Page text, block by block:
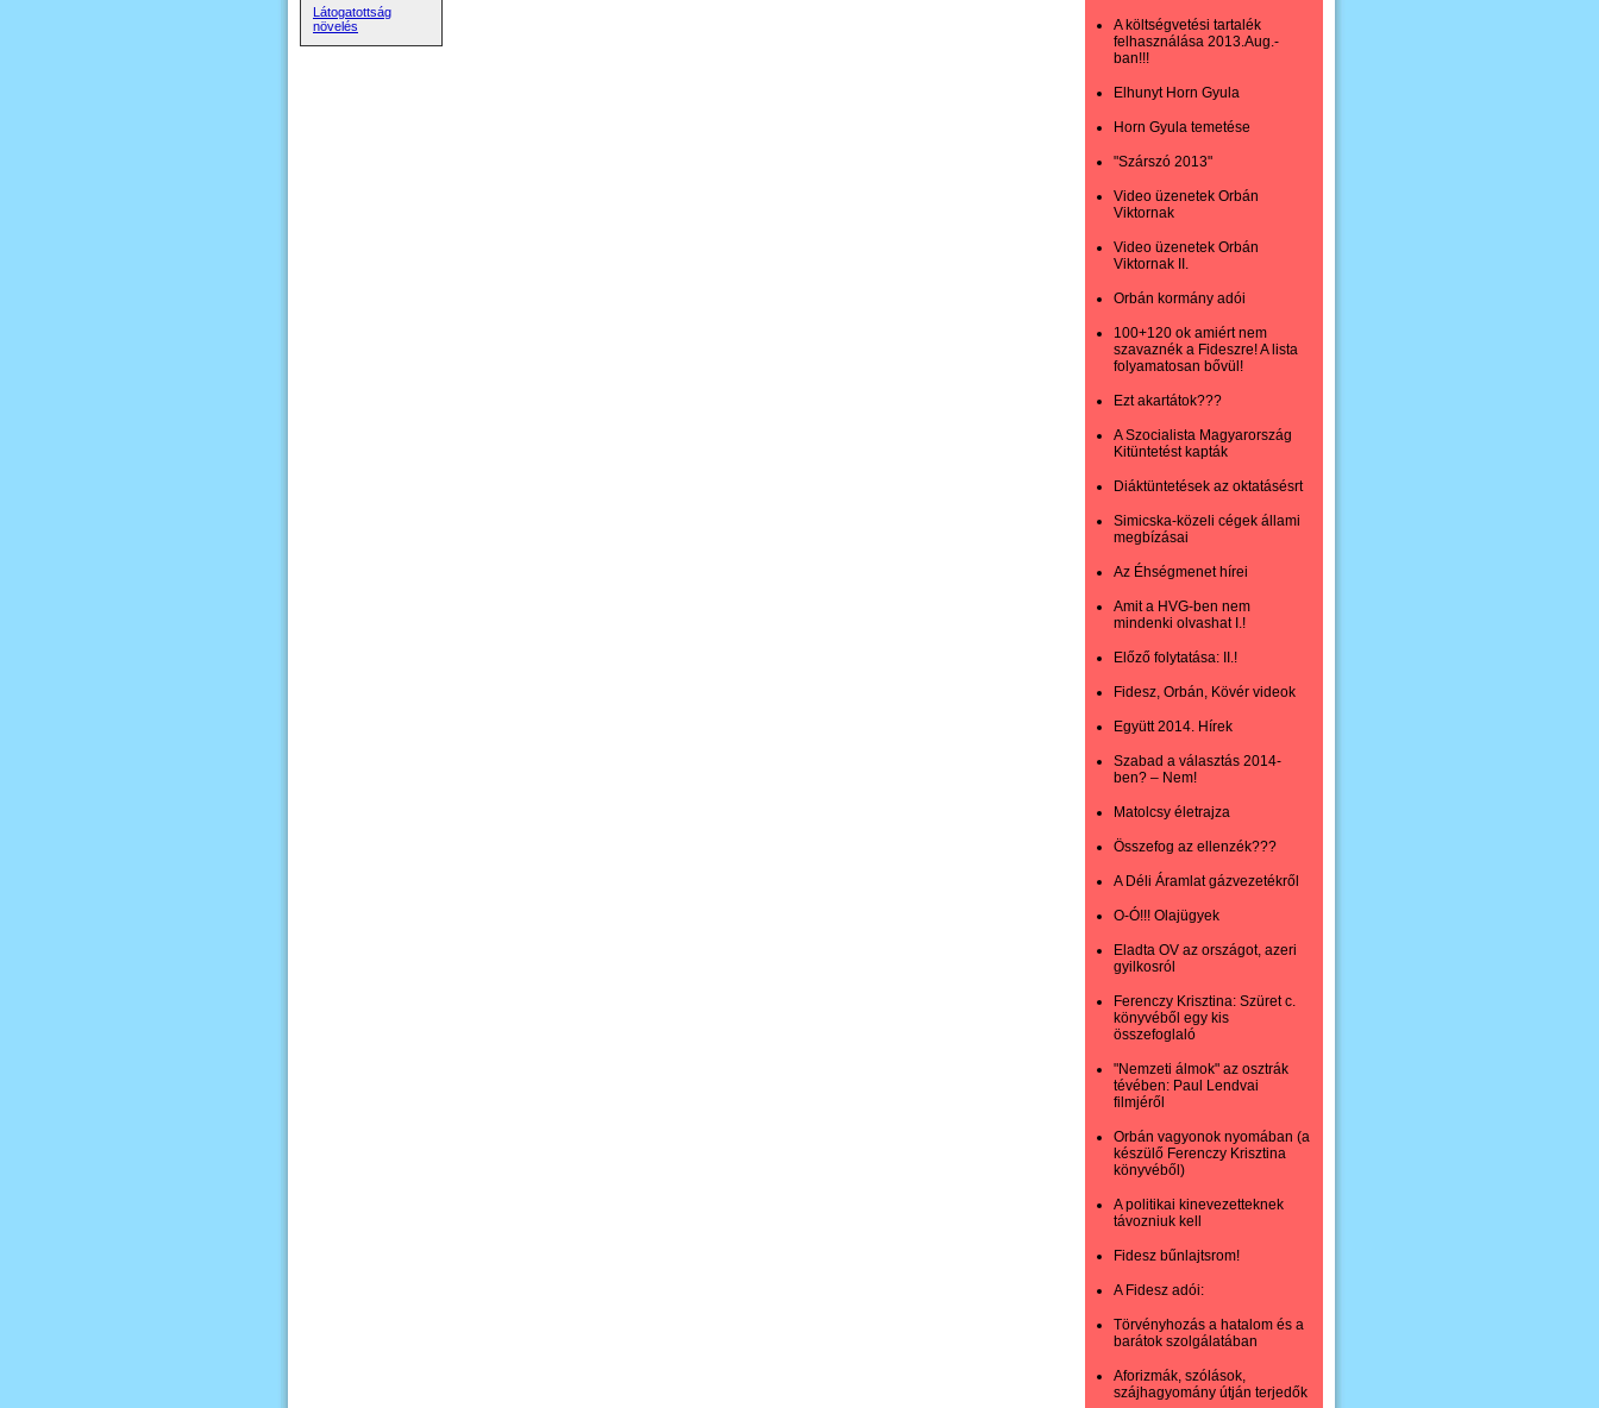
A költségvetési tartalék
felhasználása 2013.Aug.-
ban!!!
Elhunyt Horn Gyula
Horn Gyula temetése
"Szárszó 2013"
Video üzenetek Orbán
Viktornak
Video üzenetek Orbán
Viktornak II.
Orbán kormány adói
100+120 ok amiért nem
szavaznék a Fideszre! A lista
folyamatosan bővül!
Ezt akartátok???
A Szocialista Magyarország
Kitüntetést kapták
Diáktüntetések az oktatásésrt
Simicska-közeli cégek állami
megbízásai
Az Éhségmenet hírei
Amit a HVG-ben nem
mindenki olvashat I.!
Előző folytatása: II.!
Fidesz, Orbán, Kövér videok
Együtt 2014. Hírek
Szabad a választás 2014-
ben? – Nem!
Matolcsy életrajza
Összefog az ellenzék???
A Déli Áramlat gázvezetékről
O-Ó!!! Olajügyek
Eladta OV az országot, azeri
gyilkosról
Ferenczy Krisztina: Szüret c.
könyvéből egy kis
összefoglaló
"Nemzeti álmok" az osztrák
tévében: Paul Lendvai
filmjéről
Orbán vagyonok nyomában (a
készülő Ferenczy Krisztina
könyvéből)
A politikai kinevezetteknek
távozniuk kell
Fidesz bűnlajtsrom!
A Fidesz adói:
Törvényhozás a hatalom és a
barátok szolgálatában
Aforizmák, szólások,
szájhagyomány útján terjedők
Látogatottság
növelés